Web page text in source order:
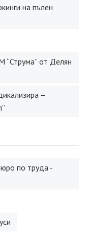
на пълен
“Струма” от Делян
–
по труда -